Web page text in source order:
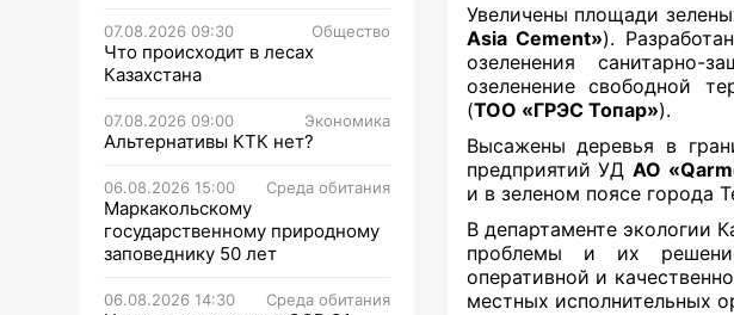
07.08.2026 09:30 Общество
Что происходит в лесах
Казахстана
07.08.2026 09:00 Экономика
Альтернативы КТК нет?
06.08.2026 15:00 Среда обитания
Маркакольскому
государственному природному
заповеднику 50 лет
06.08.2026 14:30 Среда обитания
Увеличены площади
Asia Cement»).
озеленения
озеленение свободной
(ТОО «ГРЭС Топар»).
Высажены деревья в
предприятий УДАО
и в зеленом поясе города
В департаменте экологии
проблемы и их
оперативной и
местных исполнительных